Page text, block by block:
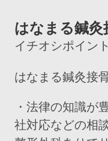
はなまる鍼灸
イチオシポイン
はなまる鍼灸接
・法律の知識が
社対応などの相